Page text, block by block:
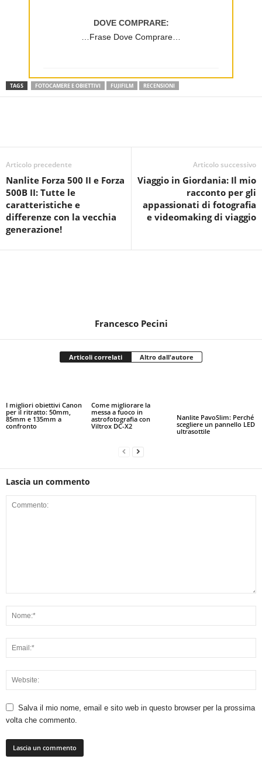
DOVE COMPRARE:
…Frase Dove Comprare…
TAGS FOTOCAMERE E OBIETTIVI FUJIFILM RECENSIONI
Articolo precedente
Nanlite Forza 500 II e Forza
500B II: Tutte le
caratteristiche e
differenze con la vecchia
generazione!
Articolo successivo
Viaggio in Giordania: Il mio
racconto per gli
appassionati di fotografia
e videomaking di viaggio
Francesco Pecini
Articoli correlati Altro dall'autore
I migliori obiettivi Canon
per il ritratto: 50mm,
85mm e 135mm a
confronto
Come migliorare la
messa a fuoco in
astrofotografia con
Viltrox DC-X2
Nanlite PavoSlim: Perché
scegliere un pannello LED
ultrasottile
Lascia un commento
Salva il mio nome, email e sito web in questo browser per la prossima
volta che commento.